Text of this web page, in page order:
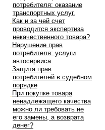
потребителя: оказание
транспортных услуг.
Как и за чей счет
проводится экспертиза
некачественного товара?
Нарушение прав
потребителя: услуги
автосервиса.
Защита прав
потребителей в судебном
порядке
При покупке товара
ненадлежащего качества
можно ли требовать не
его замены, а возврата
денег?